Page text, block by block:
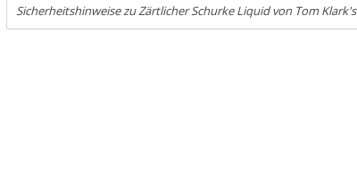
Sicherheitshinweise zu Zärtlicher Schurke Liquid von Tom Klark's